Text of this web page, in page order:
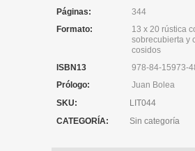
Páginas:
344
Formato:
13 x 20 rústica
sobrecubierta y
cosidos
ISBN13
978-84-15973-
Prólogo:
Juan Bolea
SKU:
LIT044
CATEGORÍA:
Sin categoría